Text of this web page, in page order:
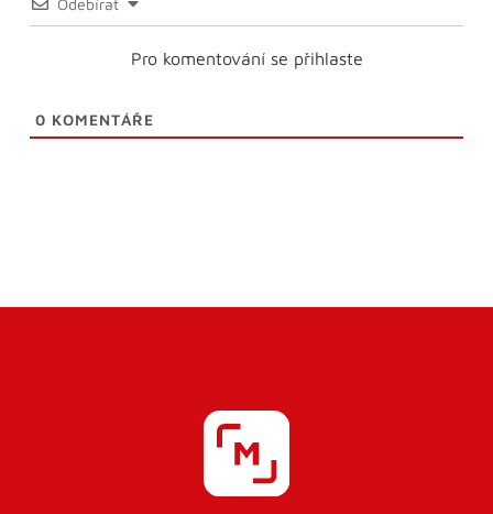
Odebírat
Pro komentování se přihlaste
0 KOMENTÁŘE